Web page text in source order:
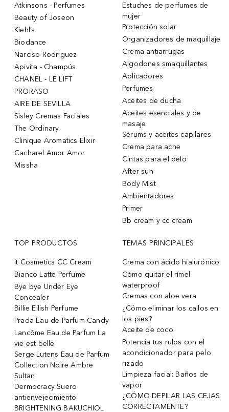
Atkinsons - Perfumes
Beauty of Joseon
Kiehl’s
Biodance
Narciso Rodriguez
Apivita - Champús
CHANEL - LE LIFT
PRORASO
AIRE DE SEVILLA
Sisley Cremas Faciales
The Ordinary
Clinique Aromatics Elixir
Cacharel Amor Amor
Missha
Estuches de perfumes de
mujer
Protección solar
Organizadores de maquillaje
Crema antiarrugas
Algodones smaquillantes
Aplicadores
Perfumes
Aceites de ducha
Aceites esenciales y de
masaje
Sérums y aceites capilares
Crema para acne
Cintas para el pelo
After sun
Body Mist
Ambientadores
Primer
Bb cream y cc cream
TOP PRODUCTOS
it Cosmetics CC Cream
Bianco Latte Perfume
Bye bye Under Eye
Concealer
Billie Eilish Perfume
Prada Eau de Parfum Candy
Lancôme Eau de Parfum La
vie est belle
Serge Lutens Eau de Parfum
Collection Noire Ambre
Sultan
Dermocracy Suero
antienvejecimiento
BRIGHTENING BAKUCHIOL
TEMAS PRINCIPALES
Crema con ácido hialurónico
Cómo quitar el rímel
waterproof
Cremas con aloe vera
¿Cómo eliminar los callos en
los pies?
Aceite de coco
Potencia tus rulos con el
acondicionador para pelo
rizado
Limpieza facial: Baños de
vapor
¿CÓMO DEPILAR LAS CEJAS
CORRECTAMENTE?